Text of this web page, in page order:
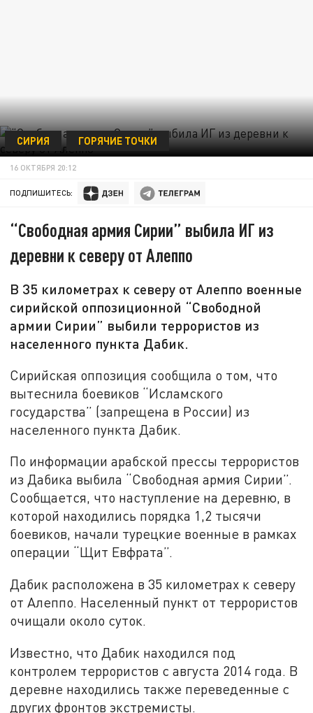
СИРИЯ ГОРЯЧИЕ ТОЧКИ
16 ОКТЯБРЯ 20:12
ПОДПИШИТЕСЬ:
“Свободная армия Сирии” выбила ИГ из
деревни к северу от Алеппо
В 35 километрах к северу от Алеппо военные
сирийской оппозиционной “Свободной
армии Сирии” выбили террористов из
населенного пункта Дабик.
Сирийская оппозиция сообщила о том, что
вытеснила боевиков “Исламского
государства” (запрещена в России) из
населенного пункта Дабик.
По информации арабской прессы террористов
из Дабика выбила “Свободная армия Сирии”.
Сообщается, что наступление на деревню, в
которой находились порядка 1,2 тысячи
боевиков, начали турецкие военные в рамках
операции “Щит Евфрата”.
Дабик расположена в 35 километрах к северу
от Алеппо. Населенный пункт от террористов
очищали около суток.
Известно, что Дабик находился под
контролем террористов с августа 2014 года. В
деревне находились также переведенные с
других фронтов экстремисты.